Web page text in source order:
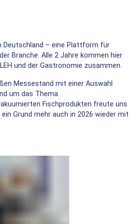
Deutschland – eine Plattform für
Branche. Alle 2 Jahre kommen hier
und der Gastronomie zusammen.
Messestand mit einer Auswahl
um das Thema
Fischprodukten freute uns
Grund mehr auch in 2026 wieder mit